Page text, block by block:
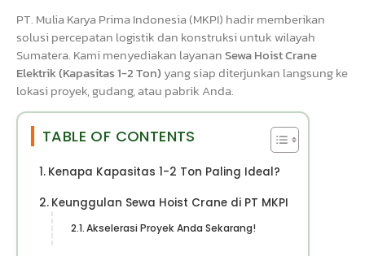
PT. Mulia Karya Prima Indonesia (MKPI) hadir memberikan
solusi percepatan logistik dan konstruksi untuk wilayah
Sumatera. Kami menyediakan layananSewa Hoist Crane
Elektrik (Kapasitas 1-2 Ton)yang siap diterjunkan langsung ke
lokasi proyek, gudang, atau pabrik Anda.
TABLE OF CONTENTS
Kenapa Kapasitas 1-2 Ton Paling Ideal?
Keunggulan Sewa Hoist Crane di PT MKPI
Akselerasi Proyek Anda Sekarang!